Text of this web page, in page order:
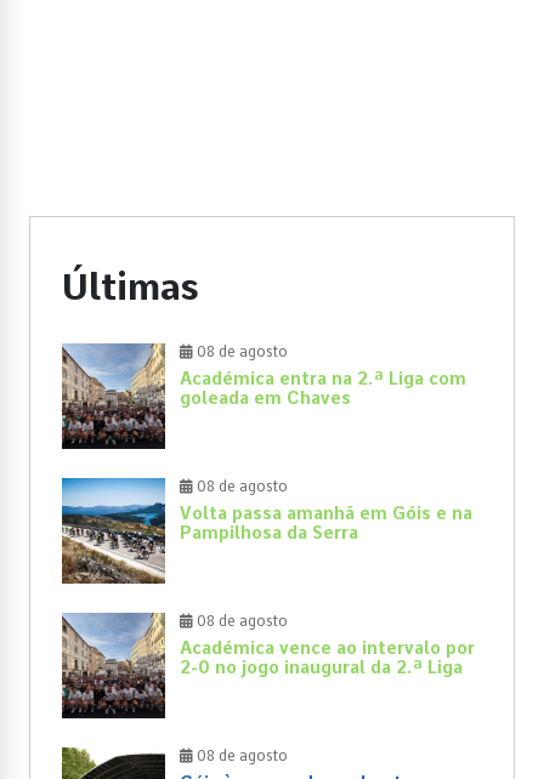
Últimas
08 de agosto
Académica entra na 2.ª Liga com
goleada em Chaves
08 de agosto
Volta passa amanhã em Góis e na
Pampilhosa da Serra
08 de agosto
Académica vence ao intervalo por
2-0 no jogo inaugural da 2.ª Liga
08 de agosto